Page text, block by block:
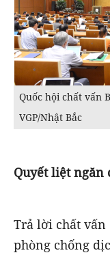
Quốc hội chất vấn
VGP/Nhật Bắc
Quyết liệt ngăn
Trả lời chất vấn
phòng chống